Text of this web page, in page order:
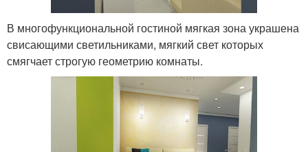
В многофункциональной гостиной мягкая зона украшена
свисающими светильниками, мягкий свет которых
смягчает строгую геометрию комнаты.